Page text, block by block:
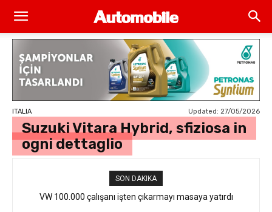
ITALIA Updated: 27/05/2026
Suzuki Vitara Hybrid, sfiziosa in
ogni dettaglio
SON DAKIKA
VW 100.000 çalışanı işten çıkarmayı masaya yatırdı